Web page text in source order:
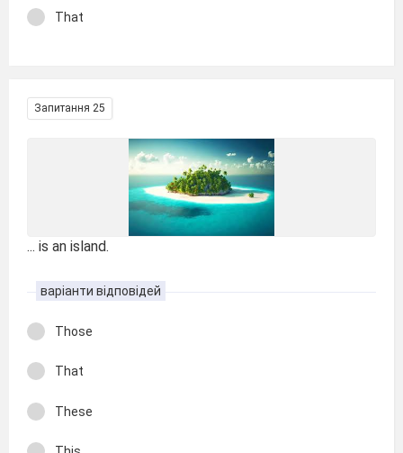
That
Запитання 25
... is an island.
варіанти відповідей
Those
That
These